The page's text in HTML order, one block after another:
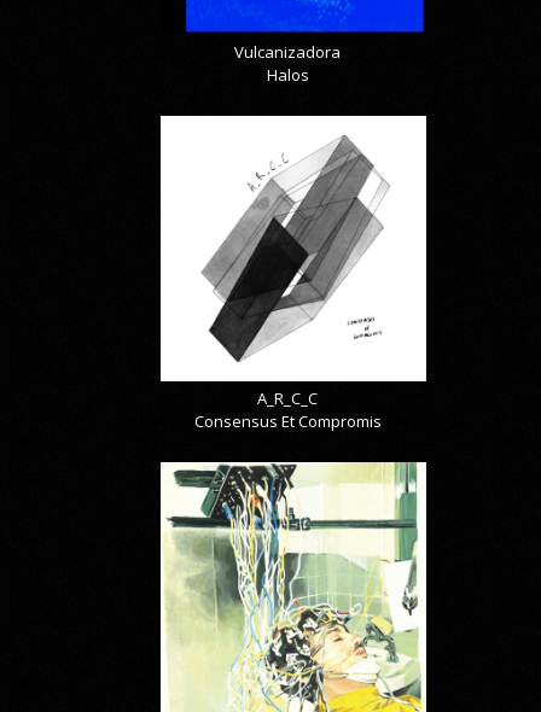
Vulcanizadora
Halos
A_R_C_C
Consensus Et Compromis